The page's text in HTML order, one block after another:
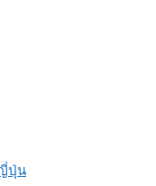
ญี่ปุ่น